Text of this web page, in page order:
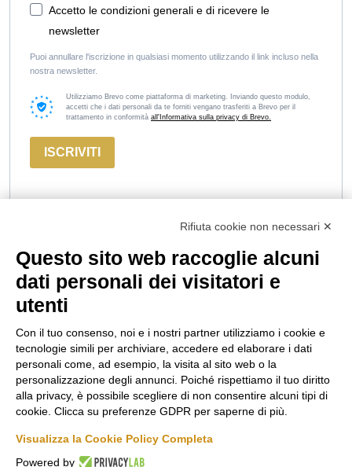
Accetto le condizioni generali e di ricevere le
newsletter
Puoi annullare l'iscrizione in qualsiasi momento utilizzando il link incluso nella
nostra newsletter.
Utilizziamo Brevo come piattaforma di marketing. Inviando questo modulo,
accetti che i dati personali da te forniti vengano trasferiti a Brevo per il
trattamento in conformità all'Informativa sulla privacy di Brevo.
ISCRIVITI
Marco
Felluga
Via Gorizia, 121
34072 Gradisca
d’Isonzo (GO)
T.+39 048199164
info@marcofelluga.it
rp@marcofelluga.it
Change Cookie
Russiz
Superiore
34070 Capriva del
Friuli (GO)
Ufficio T.+39 335
708 0590
Relais T. +39 331
663 6919
Area
Legale
Condizioni
Privacy Policy
Codice Etico
Cookie policy
Seguici
Rifiuta cookie non necessari ✕
Questo sito web raccoglie alcuni
dati personali dei visitatori e
utenti
Con il tuo consenso, noi e i nostri partner utilizziamo i cookie e
tecnologie simili per archiviare, accedere ed elaborare i dati
personali come, ad esempio, la visita al sito web o la
personalizzazione degli annunci. Poiché rispettiamo il tuo diritto
alla privacy, è possibile scegliere di non consentire alcuni tipi di
cookie. Clicca su preferenze GDPR per saperne di più.
Visualizza la Cookie Policy Completa
Powered by